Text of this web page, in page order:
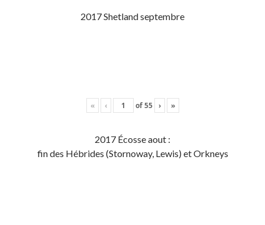
2017 Shetland septembre
« ‹ of55 › »
2017 Écosse aout :
fin des Hébrides (Stornoway, Lewis) et Orkneys